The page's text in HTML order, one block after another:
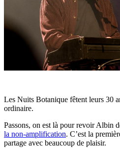
Les Nuits Botanique fêtent leurs 30
ordinaire.
Passons, on est là pour revoir Albin
la non-amplification. C’est la
partage avec beaucoup de plaisir.